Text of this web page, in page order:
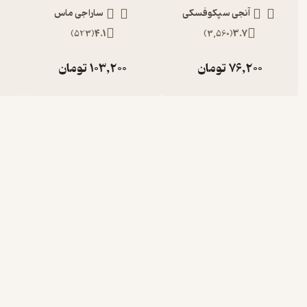
آنجی سپکوفسکی
3.7
(
3,560
)
76,200تومان
سارا جی ماس
4.1
(
523
)
103,200تومان